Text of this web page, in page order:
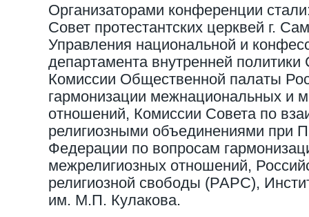
Организаторами конференции
Совет протестантских церквей г.
Управления национальной и
департамента внутренней
Комиссии Общественной палаты
гармонизации межнациональных и
отношений, Комиссии Совета по
религиозными объединениями при
Федерации по вопросам
межрелигиозных отношений,
религиозной свободы (РАРС),
им. М.П. Кулакова.